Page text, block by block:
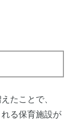
たことで、
る保育施設が